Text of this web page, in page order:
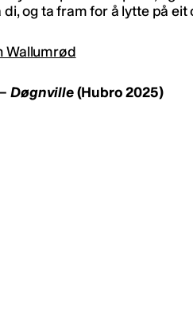
og ta fram for å lytte på eit
Wallumrød
Døgnville(Hubro 2025)